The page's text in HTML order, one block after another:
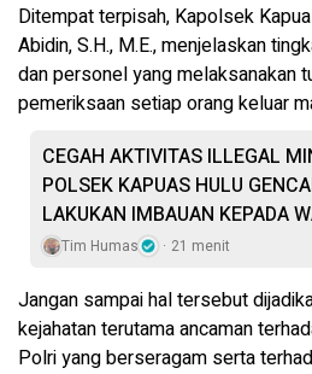
Ditempat terpisah, Kapolsek
Abidin, S.H., M.E., menjelaskan
dan personel yang melaksanakan
pemeriksaan setiap orang keluar
CEGAH AKTIVITAS ILLEGAL
POLSEK KAPUAS HULU
LAKUKAN IMBAUAN KEPADA
Tim Humas 21 menit
Jangan sampai hal tersebut
kejahatan terutama ancaman
Polri yang berseragam serta